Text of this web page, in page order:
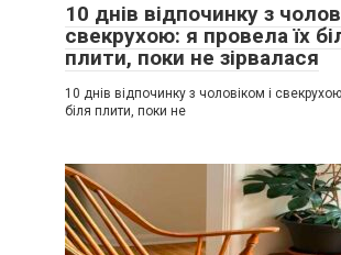
10 днів відпочинку з
свекрухою: я провела їх
плити, поки не зірвалася
10 днів відпочинку з чоловіком і
біля плити, поки не